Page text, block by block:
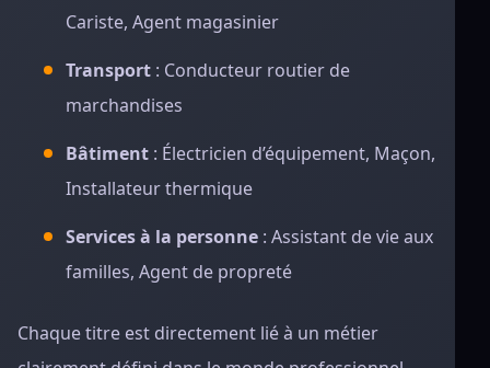
Cariste, Agent magasinier
Transport : Conducteur routier de
marchandises
Bâtiment : Électricien d’équipement, Maçon,
Installateur thermique
Services à la personne : Assistant de vie aux
familles, Agent de propreté
Chaque titre est directement lié à un métier